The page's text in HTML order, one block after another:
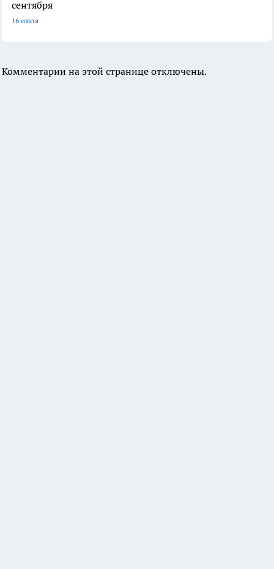
сентября
16 июля
Комментарии на этой странице отключены.